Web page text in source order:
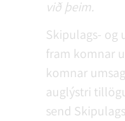
við þeim.
Skipulags- og
fram komnar
komnar
auglýstri
send